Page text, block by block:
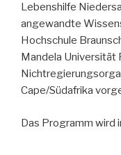
Lebenshilfe
angewandte
Hochschule
Mandela Universität
Cape/Südafrika
Das Programm wird